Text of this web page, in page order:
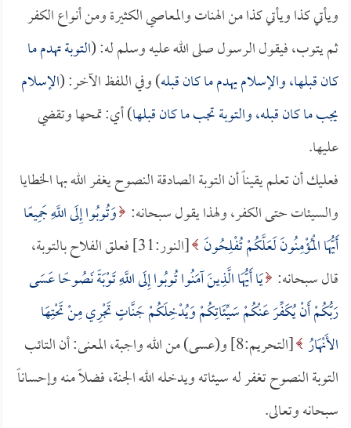
ويأتي كذا ويأتي كذا من الهنات والمعاصي الكثيرة ومن أنواع الكفر
ثم يتوب، فيقول الرسول صلى الله عليه وسلم له: (التوبة تهدم ما
كان قبلها، والإسلام يهدم ما كان قبله) وفي اللفظ الآخر: (الإسلام
يجب ما كان قبله، والتوبة تجب ما كان قبلها) أي: تمحها وتقضي
عليها.
فعليك أن تعلم يقيناً أن التوبة الصادقة النصوح يغفر الله بها الخطايا
والسيئات حتى الكفر، ولهذا يقول سبحانه: وَتُوبُوا إِلَى اللَّهِ جَمِيعًا
أَيُّهَا الْمُؤْمِنُونَ لَعَلَّكُمْ تُفْلِحُونَ
[النور:31] فعلق الفلاح بالتوبة،
قال سبحانه: يَا أَيُّهَا الَّذِينَ آمَنُوا تُوبُوا إِلَى اللَّهِ تَوْبَةً نَصُوحًا عَسَى
رَبُّكُمْ أَنْ يُكَفِّرَ عَنْكُمْ سَيِّئَاتِكُمْ وَيُدْخِلَكُمْ جَنَّاتٍ تَجْرِي مِنْ تَحْتِهَا
الأَنْهَارُ
[التحريم:8] و(عسى) من الله واجبة، المعنى: أن التائب
التوبة النصوح تغفر له سيئاته ويدخله الله الجنة، فضلاً منه وإحساناً
سبحانه وتعالى.